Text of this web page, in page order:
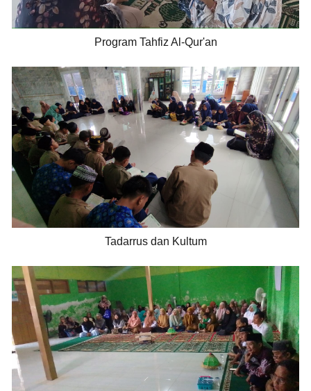
Program Tahfiz Al-Qur'an
Tadarrus dan Kultum